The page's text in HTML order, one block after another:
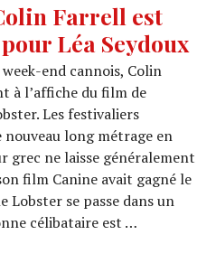
Farrell est
Léa Seydoux
end cannois, Colin
à l’affiche du film de
Les festivaliers
long métrage en
grec ne laisse généralement
film Canine avait gagné le
Lobster se passe dans un
célibataire est …
2015 : Colin Farrell est aux